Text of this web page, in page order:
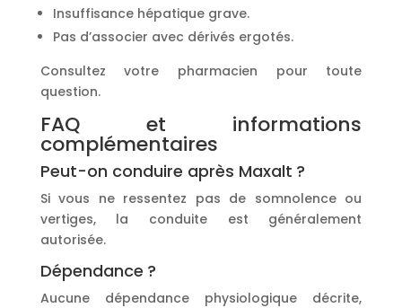
Insuffisance hépatique grave.
Pas d’associer avec dérivés ergotés.
Consultez votre pharmacien pour toute
question.
FAQ et informations
complémentaires
Peut-on conduire après Maxalt ?
Si vous ne ressentez pas de somnolence ou
vertiges, la conduite est généralement
autorisée.
Dépendance ?
Aucune dépendance physiologique décrite,